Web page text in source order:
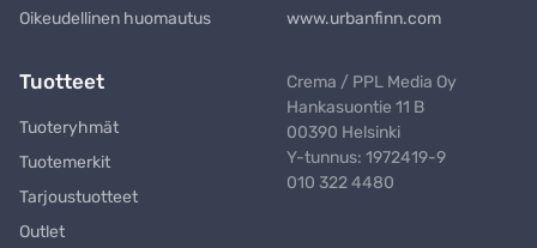
Oikeudellinen huomautus
www.urbanfinn.com
Tuotteet
Tuoteryhmät
Tuotemerkit
Tarjoustuotteet
Outlet
Crema / PPL Media Oy
Hankasuontie 11 B
00390 Helsinki
Y-tunnus: 1972419-9
010 322 4480